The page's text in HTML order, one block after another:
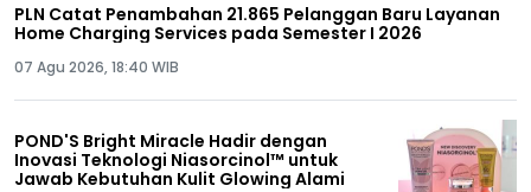
PLN Catat Penambahan 21.865 Pelanggan Baru Layanan
Home Charging Services pada Semester I 2026
07 Agu 2026, 18:40 WIB
POND'S Bright Miracle Hadir dengan
Inovasi Teknologi Niasorcinol™ untuk
Jawab Kebutuhan Kulit Glowing Alami